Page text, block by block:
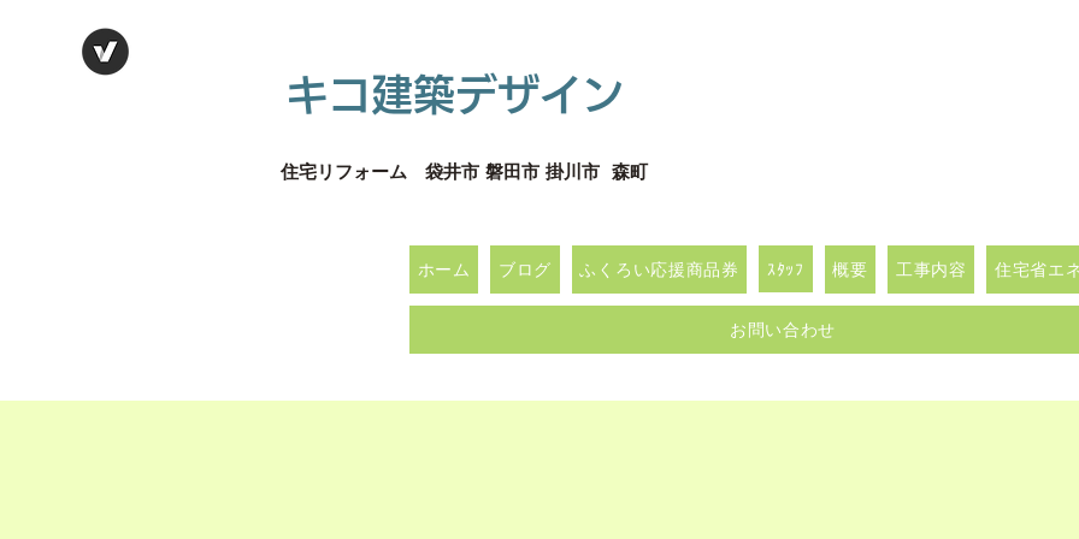
キコ建築デザイン
住宅リフォーム 袋井市 磐田市 掛川市 森町
ホーム ブログ ふくろい応援商品券 ｽﾀｯﾌ 概要 工事内容 住宅省エ
お問い合わせ